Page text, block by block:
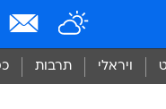
ויראלי תרבות